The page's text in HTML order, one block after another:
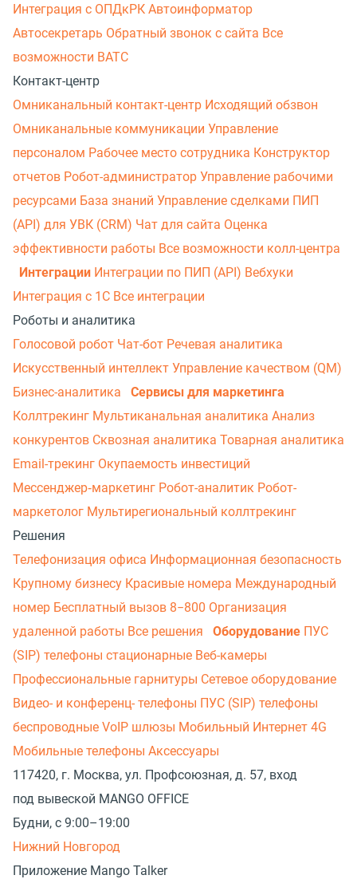
Интеграция с ОПДкРК Автоинформатор
Автосекретарь Обратный звонок с сайта Все
возможности ВАТС
Контакт-центр
Омниканальный контакт-центр Исходящий обзвон
Омниканальные коммуникации Управление
персоналом Рабочее место сотрудника Конструктор
отчетов Робот-администратор Управление рабочими
ресурсами База знаний Управление сделками ПИП
(API) для УВК (CRM) Чат для сайта Оценка
эффективности работы Все возможности колл-центра
Интеграции Интеграции по ПИП (API) Вебхуки
Интеграция с 1С Все интеграции
Роботы и аналитика
Голосовой робот Чат-бот Речевая аналитика
Искусственный интеллект Управление качеством (QM)
Бизнес-аналитика
Сервисы для маркетинга
Коллтрекинг Мультиканальная аналитика Анализ
конкурентов Сквозная аналитика Товарная аналитика
Email-трекинг Окупаемость инвестиций
Мессенджер‑маркетинг Робот-аналитик Робот-
маркетолог Мультирегиональный коллтрекинг
Решения
Телефонизация офиса Информационная безопасность
Крупному бизнесу Красивые номера Международный
номер Бесплатный вызов 8−800 Организация
удаленной работы Все решения Оборудование ПУС
(SIP) телефоны стационарные Веб-камеры
Профессиональные гарнитуры Сетевое оборудование
Видео- и конференц- телефоны ПУС (SIP) телефоны
беспроводные VoIP шлюзы Мобильный Интернет 4G
Мобильные телефоны Аксессуары
117420, г. Москва, ул. Профсоюзная, д. 57, вход
под вывеской MANGO OFFICE
Будни, с 9:00–19:00
Нижний Новгород
Приложение Mango Talker